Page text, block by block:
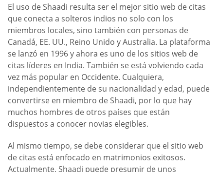
El uso de Shaadi resulta ser el mejor sitio web de citas
que conecta a solteros indios no solo con los
miembros locales, sino también con personas de
Canadá, EE. UU., Reino Unido y Australia. La plataforma
se lanzó en 1996 y ahora es uno de los sitios web de
citas líderes en India. También se está volviendo cada
vez más popular en Occidente. Cualquiera,
independientemente de su nacionalidad y edad, puede
convertirse en miembro de Shaadi, por lo que hay
muchos hombres de otros países que están
dispuestos a conocer novias elegibles.
Al mismo tiempo, se debe considerar que el sitio web
de citas está enfocado en matrimonios exitosos.
Actualmente, Shaadi puede presumir de unos